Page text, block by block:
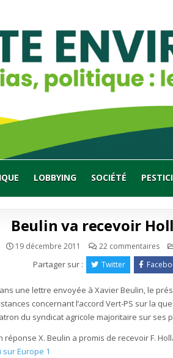
LOBBYING SOCIÉTÉ
Beulin va recevoir
19 décembre 2011 22 commentairessur
va
Partager sur : Twitter
une lettre envoyée à Xavier Beulin, le
concernant l’accord Vert-PS sur la
du syndicat agricole majoritaire sur ses
réponse X. Beulin a promis de recevoir F.
sur Europe 1